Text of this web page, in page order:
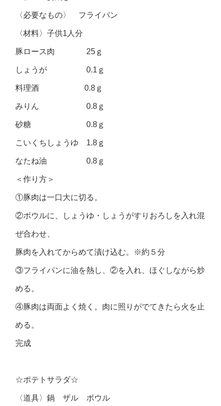
〈必要なもの〉 フライパン
〈材料〉子供1人分
豚ロース肉 25ｇ
しょうが 0.1ｇ
料理酒 0.8ｇ
みりん 0.8ｇ
砂糖 0.8ｇ
こいくちしょうゆ 1.8ｇ
なたね油 0.8ｇ
＜作り方＞
①豚肉は一口大に切る。
②ボウルに、しょうゆ・しょうがすりおろしを入れ混
ぜ合わせ、
豚肉を入れてからめて漬け込む。※約５分
③フライパンに油を熱し、②を入れ、ほぐしながら炒
める。
④豚肉は両面よく焼く。肉に照りがでてきたら火を止
める。
完成
☆ポテトサラダ☆
〈道具〉鍋 ザル ボウル